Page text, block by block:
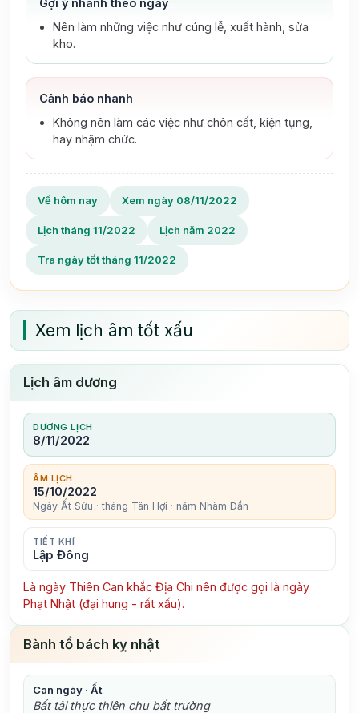
Gợi ý nhanh theo ngày
Nên làm những việc như cúng lễ, xuất hành, sửa
kho.
Cảnh báo nhanh
Không nên làm các việc như chôn cất, kiện tụng,
hay nhậm chức.
Về hôm nay Xem ngày 08/11/2022
Lịch tháng 11/2022 Lịch năm 2022
Tra ngày tốt tháng 11/2022
Xem lịch âm tốt xấu
Lịch âm dương
DƯƠNG LỊCH
8/11/2022
ÂM LỊCH
15/10/2022
Ngày Ất Sửu · tháng Tân Hợi · năm Nhâm Dần
TIẾT KHÍ
Lập Đông
Là ngày Thiên Can khắc Địa Chi nên được gọi là ngày
Phạt Nhật (đại hung - rất xấu).
Bành tổ bách kỵ nhật
Can ngày · Ất
Bất tải thực thiên chu bất trường